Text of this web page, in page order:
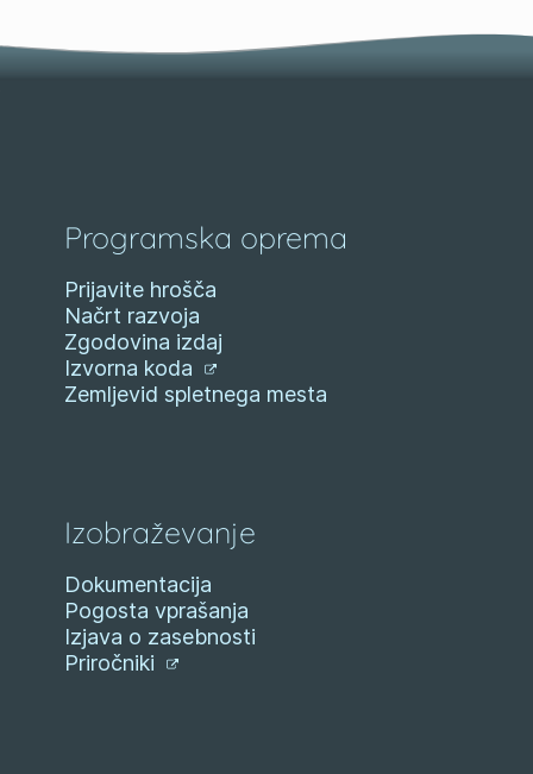
Programska oprema
Prijavite hrošča
Načrt razvoja
Zgodovina izdaj
Izvorna koda
Zemljevid spletnega mesta
Izobraževanje
Dokumentacija
Pogosta vprašanja
Izjava o zasebnosti
Priročniki